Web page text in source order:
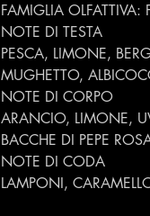
FAMIGLIA OLFATTIVA:
NOTE DI TESTA
PESCA, LIMONE,
MUGHETTO,
NOTE DI CORPO
ARANCIO, LIMONE,
BACCHE DI PEPE
NOTE DI CODA
LAMPONI,